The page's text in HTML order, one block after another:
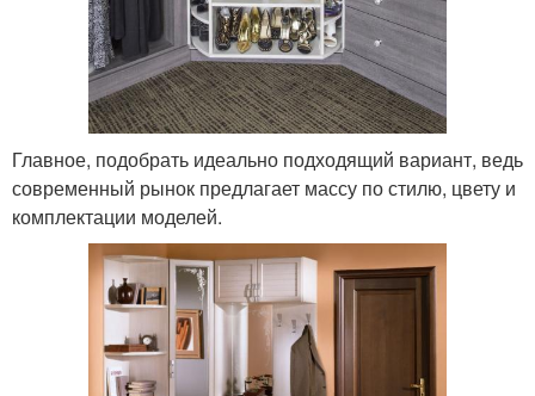
Главное, подобрать идеально подходящий вариант, ведь
современный рынок предлагает массу по стилю, цвету и
комплектации моделей.